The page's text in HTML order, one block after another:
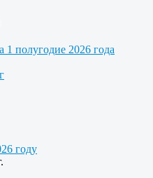
1 полугодие 2026 года
году